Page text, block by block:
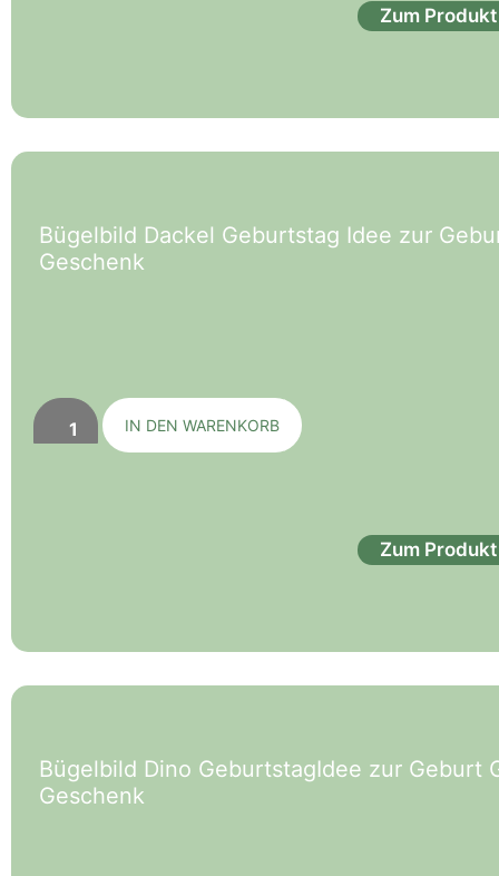
Zum Produkt
Bügelbild Dackel Geburtstag Idee zur
Geschenk
IN DEN WARENKORB
Zum Produkt
Bügelbild Dino GeburtstagIdee zur Geburt
Geschenk